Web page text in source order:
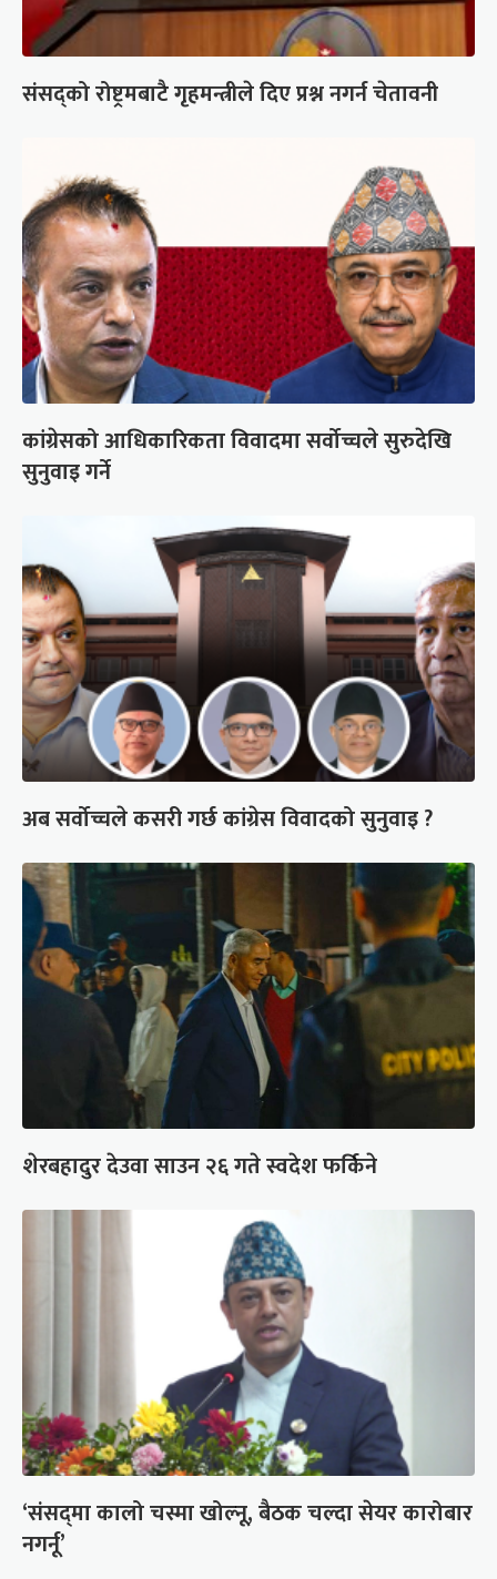
संसद्को रोष्ट्रमबाटै गृहमन्त्रीले दिए प्रश्न नगर्न चेतावनी
कांग्रेसको आधिकारिकता विवादमा सर्वोच्चले सुरुदेखि
सुनुवाइ गर्ने
अब सर्वोच्चले कसरी गर्छ कांग्रेस विवादको सुनुवाइ ?
शेरबहादुर देउवा साउन २६ गते स्वदेश फर्किने
‘संसद्‍मा कालो चस्मा खोल्नू, बैठक चल्दा सेयर कारोबार
नगर्नू’